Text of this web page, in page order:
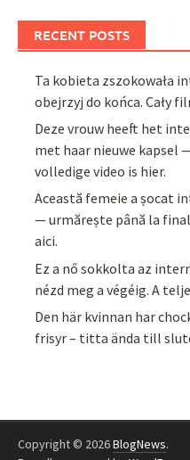
RECENT POSTS
Ta kobieta zszokowała
obejrzyj do końca. Cały
Deze vrouw heeft het
met haar nieuwe kapsel
volledige video is hier.
Această femeie a șocat
— urmărește până la
aici.
Ez a nő sokkolta az
nézd meg a végéig. A
Den här kvinnan har
frisyr – titta ända till
Copyright © 2026BlogNews.